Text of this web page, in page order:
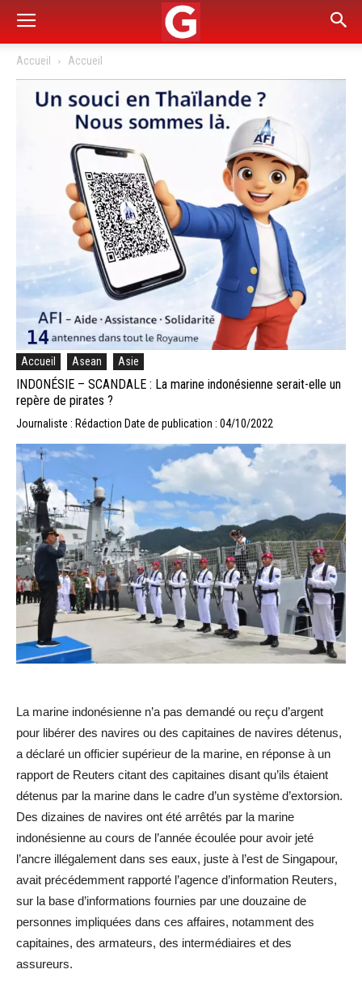
Accueil Accueil
Accueil Asean Asie
INDONÉSIE – SCANDALE : La marine indonésienne serait-elle un
repère de pirates ?
Journaliste : Rédaction Date de publication : 04/10/2022
La marine indonésienne n’a pas demandé ou reçu d’argent
pour libérer des navires ou des capitaines de navires détenus,
a déclaré un officier supérieur de la marine, en réponse à un
rapport de Reuters citant des capitaines disant qu’ils étaient
détenus par la marine dans le cadre d’un système d’extorsion.
Des dizaines de navires ont été arrêtés par la marine
indonésienne au cours de l’année écoulée pour avoir jeté
l’ancre illégalement dans ses eaux, juste à l’est de Singapour,
avait précédemment rapporté l’agence d’information Reuters,
sur la base d’informations fournies par une douzaine de
personnes impliquées dans ces affaires, notamment des
capitaines, des armateurs, des intermédiaires et des
assureurs.